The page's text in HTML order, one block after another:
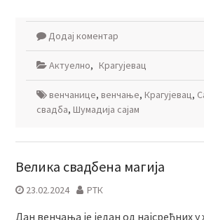
Додај коментар
Актуелно, Крагујевац
венчанице, венчање, Крагујевац,
свадба, Шумадија сајам
Велика свадбена магија
23.02.2024 РТК
Дан венчања је један од најсрећних